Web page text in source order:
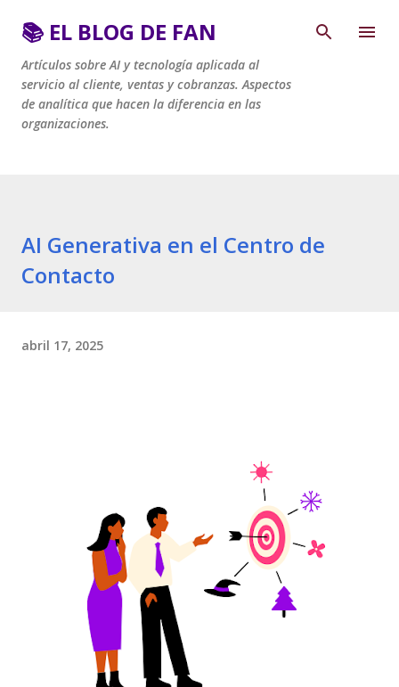
Ir al contenido principal
📚 EL BLOG DE FAN
Artículos sobre AI y tecnología aplicada al
servicio al cliente, ventas y cobranzas. Aspectos
de analítica que hacen la diferencia en las
organizaciones.
AI Generativa en el Centro de
Contacto
abril 17, 2025